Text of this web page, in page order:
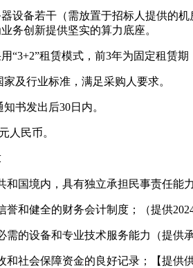
设备若干（需放置于招标人提供的
务创新提供坚实的算力底座。
“3+2”租赁模式，前3年为固定租赁
及行业标准，满足采购人要求。
书发出后30日内。
人民币。
和国境内，具有独立承担民事责任能
誉和健全的财务会计制度；（提供
需的设备和专业技术服务能力（提供
和社会保障资金的良好记录；【提供